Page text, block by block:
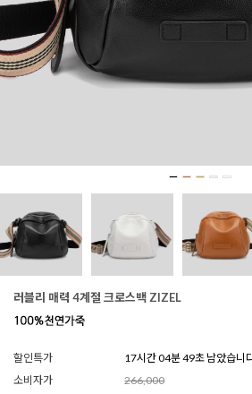
러블리 매력 4계절 크로스백 ZIZEL
할인특가
17시간 04분 47초 남았습니
소비자가
266,000